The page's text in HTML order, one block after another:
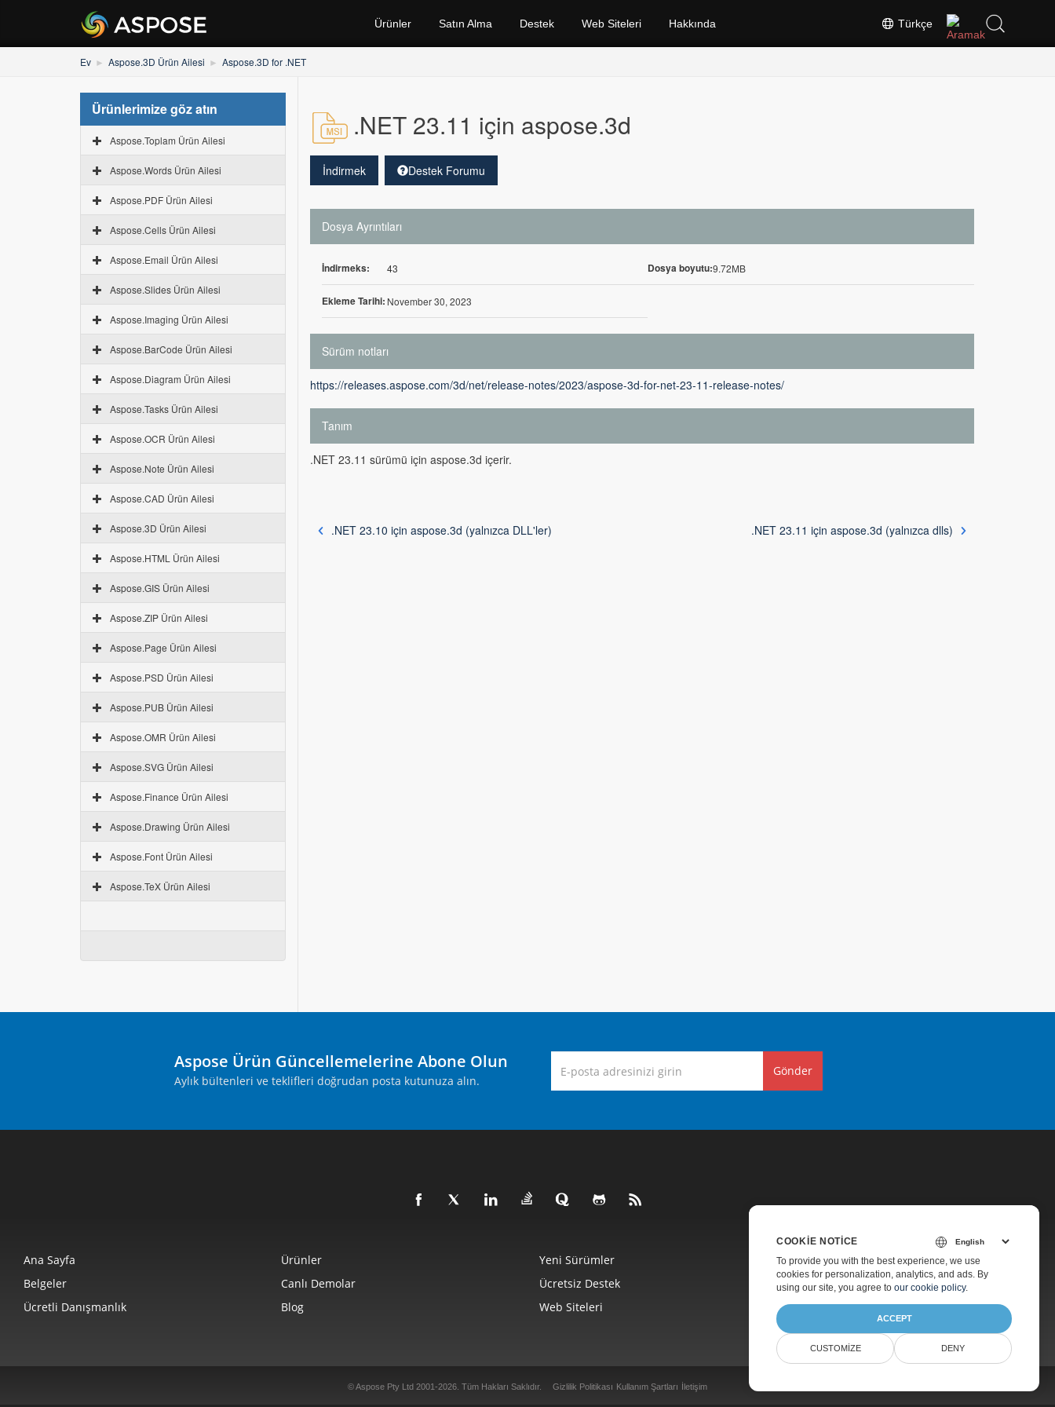
Türkçe
Ürünler Satın Alma Destek Web Siteleri Hakkında
Ev Aspose.3D Ürün Ailesi Aspose.3D for .NET
Ürünlerimize göz atın
Aspose.Toplam Ürün Ailesi
Aspose.Words Ürün Ailesi
Aspose.PDF Ürün Ailesi
Aspose.Cells Ürün Ailesi
Aspose.Email Ürün Ailesi
Aspose.Slides Ürün Ailesi
Aspose.Imaging Ürün Ailesi
Aspose.BarCode Ürün Ailesi
Aspose.Diagram Ürün Ailesi
Aspose.Tasks Ürün Ailesi
Aspose.OCR Ürün Ailesi
Aspose.Note Ürün Ailesi
Aspose.CAD Ürün Ailesi
Aspose.3D Ürün Ailesi
Aspose.HTML Ürün Ailesi
Aspose.GIS Ürün Ailesi
Aspose.ZIP Ürün Ailesi
Aspose.Page Ürün Ailesi
Aspose.PSD Ürün Ailesi
Aspose.PUB Ürün Ailesi
Aspose.OMR Ürün Ailesi
Aspose.SVG Ürün Ailesi
Aspose.Finance Ürün Ailesi
Aspose.Drawing Ürün Ailesi
Aspose.Font Ürün Ailesi
Aspose.TeX Ürün Ailesi
.NET 23.11 için aspose.3d
İndirmek Destek Forumu
Dosya Ayrıntıları
İndirmeks: 43 Dosya boyutu:9.72MB
Ekleme Tarihi: November 30, 2023
Sürüm notları
https://releases.aspose.com/3d/net/release-notes/2023/aspose-3d-for-net-23-11-release-notes/
Tanım
.NET 23.11 sürümü için aspose.3d içerir.
.NET 23.10 için aspose.3d (yalnızca DLL'ler) .NET 23.11 için aspose.3d (yalnızca dlls)
Aspose Ürün Güncellemelerine Abone Olun
Aylık bültenleri ve teklifleri doğrudan posta kutunuza alın.
Gönder
Ana Sayfa Ürünler Yeni Sürümler
Fiyatlandırma
Belgeler
Canlı Demolar Ücretsiz Destek
Ücretli Destek
Ücretli Danışmanlık
Blog Web Siteleri Hakkında
© Aspose Pty Ltd 2001-2026. Tüm Hakları Saklıdır. Gizlilik Politikası Kullanım Şartları İletişim
COOKIE NOTICE
To provide you with the best experience, we use
cookies for personalization, analytics, and ads. By
using our site, you agree to our cookie policy.
ACCEPT
CUSTOMIZE DENY